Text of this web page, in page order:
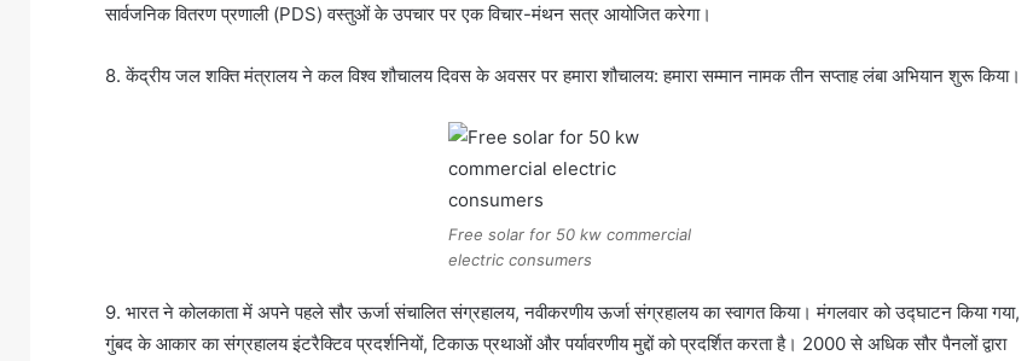
सार्वजनिक वितरण प्रणाली (PDS) वस्तुओं के उपचार पर एक विचार-मंथन सत्र आयोजित करेगा।
8. केंद्रीय जल शक्ति मंत्रालय ने कल विश्व शौचालय दिवस के अवसर पर हमारा शौचालय: हमारा सम्मान नामक तीन सप्ताह लंबा अभियान शुरू किया।
Free solar for 50 kw commercial
electric consumers
9. भारत ने कोलकाता में अपने पहले सौर ऊर्जा संचालित संग्रहालय, नवीकरणीय ऊर्जा संग्रहालय का स्वागत किया। मंगलवार को उद्घाटन किया गया,
गुंबद के आकार का संग्रहालय इंटरैक्टिव प्रदर्शनियों, टिकाऊ प्रथाओं और पर्यावरणीय मुद्दों को प्रदर्शित करता है। 2000 से अधिक सौर पैनलों द्वारा